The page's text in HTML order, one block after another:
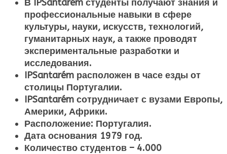
В IPSantarém студенты получают знания и
профессиональные навыки в сфере
культуры, науки, искусств, технологий,
гуманитарных наук, а также проводят
экспериментальные разработки и
исследования.
IPSantarém расположен в часе езды от
столицы Португалии.
IPSantarém сотрудничает с вузами Европы,
Америки, Африки.
Расположение: Португалия.
Дата основания 1979 год.
Количество студентов – 4.000